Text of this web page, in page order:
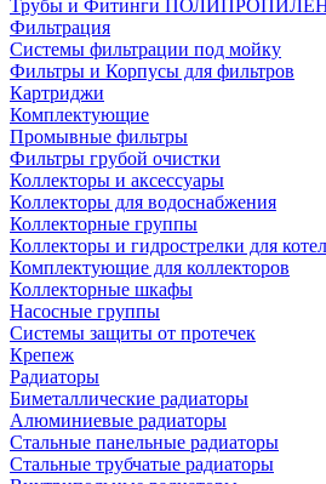
Трубы и Фитинги
Фильтрация
Системы фильтрации под мойку
Фильтры и Корпусы для фильтров
Картриджи
Комплектующие
Промывные фильтры
Фильтры грубой очистки
Коллекторы и аксессуары
Коллекторы для водоснабжения
Коллекторные группы
Коллекторы и гидрострелки для
Комплектующие для коллекторов
Коллекторные шкафы
Насосные группы
Системы защиты от протечек
Крепеж
Радиаторы
Биметаллические радиаторы
Алюминиевые радиаторы
Стальные панельные радиаторы
Стальные трубчатые радиаторы